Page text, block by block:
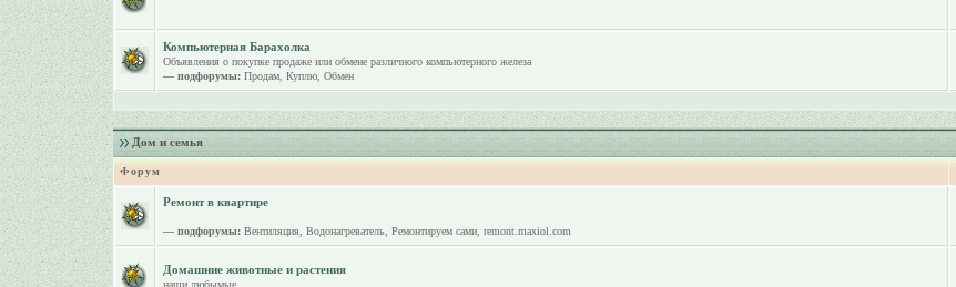
Компьютерная Барахолка
Объявления о покупке продаже или обмене различного компьютерного железа
— подфорумы: Продам, Куплю, Обмен
Дом и семья
Форум
Ремонт в квартире
— подфорумы: Вентиляция, Водонагреватель, Ремонтируем сами, remont.maxiol.com
Домашние животные и растения
наши любымые